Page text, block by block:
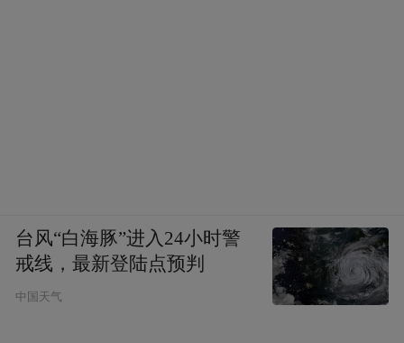
台风“白海豚”进入24小时警
戒线，最新登陆点预判
中国天气